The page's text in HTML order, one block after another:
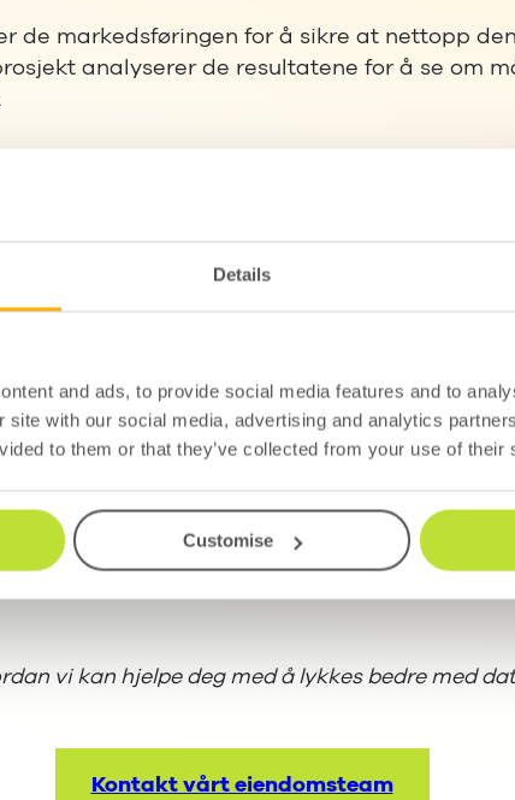
Details
and ads, to provide social media features and to
site with our social media, advertising and analytics
to them or that they’ve collected from your use of their
Customise
de markedsføringen for å sikre at nettopp
analyserer de resultatene for å se om
langsiktige prosjekter, er det avgjørende
for å opprettholde en jevn og personlig
og SMS-utsendelser kan de enkelt styre
færre utsendelser eller annet innhold som
får jevnlige oppdateringer.
Nordisk Boligbygg treffsikre kampanjer
vi kan hjelpe deg med å lykkes bedre med
Kontakt vårt eiendomsteam